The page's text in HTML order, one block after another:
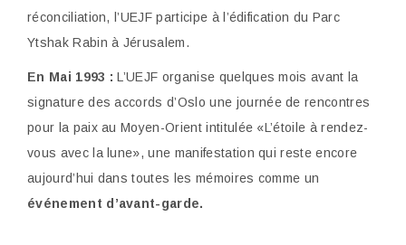
réconciliation, l’UEJF participe à l’édification du Parc
Ytshak Rabin à Jérusalem.
En Mai 1993 :L’UEJF organise quelques mois avant la
signature des accords d’Oslo une journée de rencontres
pour la paix au Moyen-Orient intitulée «L’étoile à rendez-
vous avec la lune», une manifestation qui reste encore
aujourd’hui dans toutes les mémoires comme un
événement d’avant-garde.